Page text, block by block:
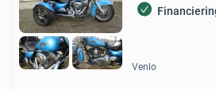
Venlo